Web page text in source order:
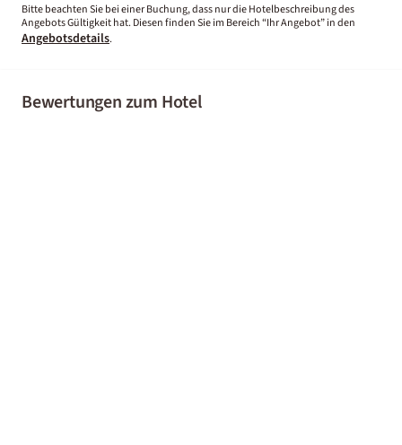
Bitte beachten Sie bei einer Buchung, dass nur die Hotelbeschreibung des
Angebots Gültigkeit hat. Diesen finden Sie im Bereich “Ihr Angebot” in den
Angebotsdetails.
Bewertungen zum Hotel